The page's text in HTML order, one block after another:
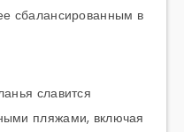
сбалансированным в
славится
пляжами, включая